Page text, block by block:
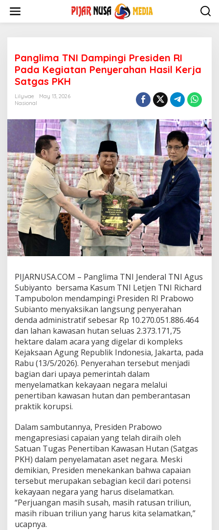
content
Panglima TNI Dampingi Presiden RI
Pada Kegiatan Penyerahan Hasil Kerja
Satgas PKH
Lilywae
May 13, 2026
Nasional
PIJARNUSA.COM – Panglima TNI Jenderal TNI Agus
Subiyanto bersama Kasum TNI Letjen TNI Richard
Tampubolon mendampingi Presiden RI Prabowo
Subianto menyaksikan langsung penyerahan
denda administratif sebesar Rp 10.270.051.886.464
dan lahan kawasan hutan seluas 2.373.171,75
hektare dalam acara yang digelar di kompleks
Kejaksaan Agung Republik Indonesia, Jakarta, pada
Rabu (13/5/2026). Penyerahan tersebut menjadi
bagian dari upaya pemerintah dalam
menyelamatkan kekayaan negara melalui
penertiban kawasan hutan dan pemberantasan
praktik korupsi.
Dalam sambutannya, Presiden Prabowo
mengapresiasi capaian yang telah diraih oleh
Satuan Tugas Penertiban Kawasan Hutan (Satgas
PKH) dalam penyelamatan aset negara. Meski
demikian, Presiden menekankan bahwa capaian
tersebut merupakan sebagian kecil dari potensi
kekayaan negara yang harus diselamatkan.
“Perjuangan masih susah, masih ratusan triliun,
masih ribuan triliun yang harus kita selamatkan,”
ucapnya.